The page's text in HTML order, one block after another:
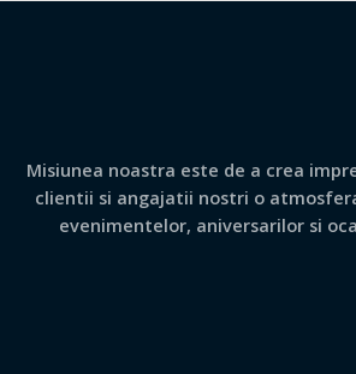
Misiunea noastra este de a crea
clientii si angajatii nostri o
evenimentelor, aniversarilor si